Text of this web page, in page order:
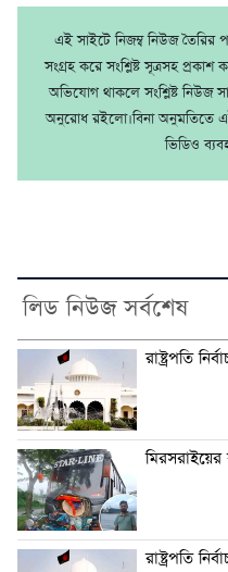
এই সাইটে নিজম্ব নিউজ তৈরির
সংগ্রহ করে সংশ্লিষ্ট সূত্রসহ
অভিযোগ থাকলে সংশ্লিষ্ট নিউজ
অনুরোধ রইলো।বিনা অনুমতিতে
ভিডিও
লিড নিউজ সর্বশেষ
রাষ্ট্রপতি
মিরসরাইয়ের
রাষ্ট্রপতি